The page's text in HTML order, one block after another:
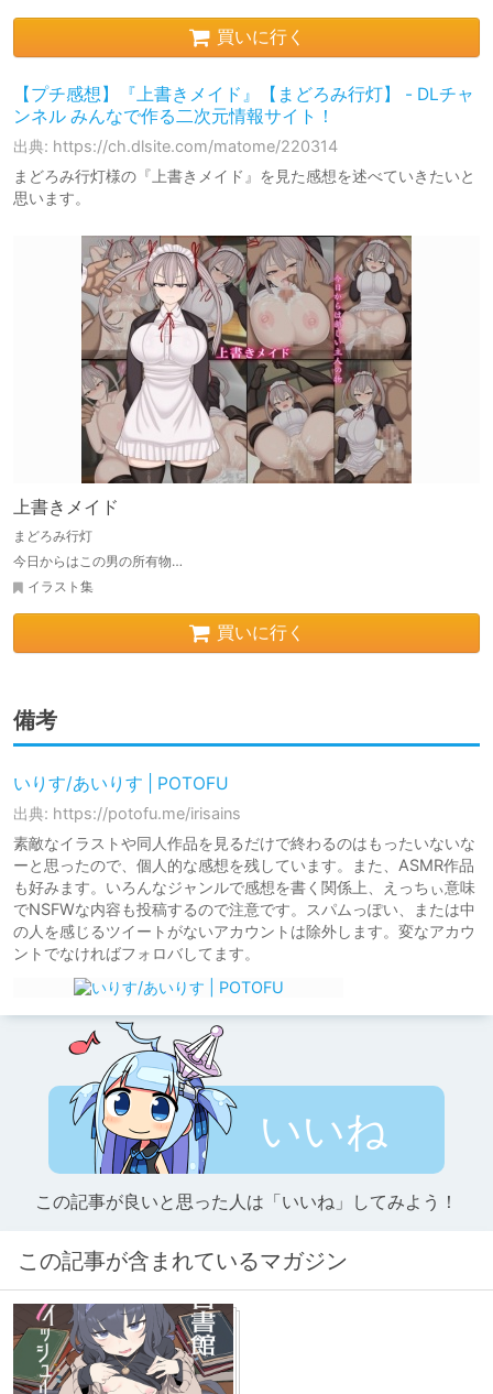
買いに行く
【プチ感想】『上書きメイド』【まどろみ行灯】 - DLチャ
ンネル みんなで作る二次元情報サイト！
出典: https://ch.dlsite.com/matome/220314
まどろみ行灯様の『上書きメイド』を見た感想を述べていきたいと
思います。
上書きメイド
まどろみ行灯
今日からはこの男の所有物…
イラスト集
買いに行く
備考
いりす/あいりす | POTOFU
出典: https://potofu.me/irisains
素敵なイラストや同人作品を見るだけで終わるのはもったいないな
ーと思ったので、個人的な感想を残しています。また、ASMR作品
も好みます。いろんなジャンルで感想を書く関係上、えっちぃ意味
でNSFWな内容も投稿するので注意です。スパムっぽい、または中
の人を感じるツイートがないアカウントは除外します。変なアカウ
ントでなければフォロバしてます。
いいね
この記事が良いと思った人は「いいね」してみよう！
この記事が含まれているマガジン